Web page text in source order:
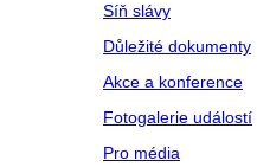
Síň slávy
Důležité dokumenty
Akce a konference
Fotogalerie událostí
Pro média